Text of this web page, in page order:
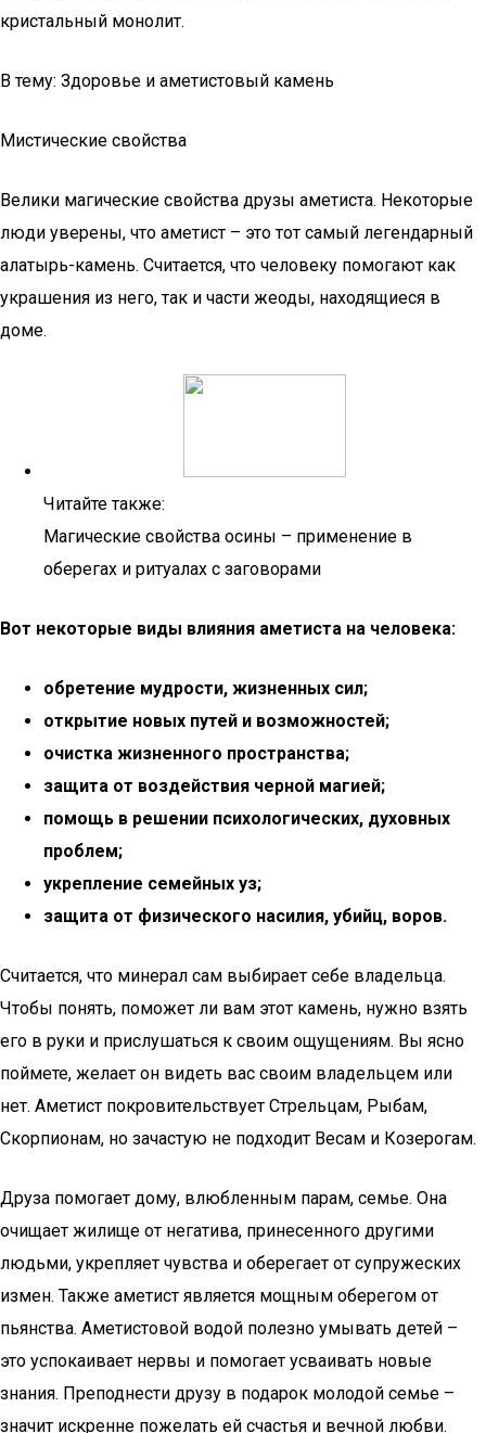
кристальный монолит.
В тему: Здоровье и аметистовый камень
Мистические свойства
Велики магические свойства друзы аметиста. Некоторые
люди уверены, что аметист – это тот самый легендарный
алатырь-камень. Считается, что человеку помогают как
украшения из него, так и части жеоды, находящиеся в
доме.
Читайте также:
Магические свойства осины – применение в
оберегах и ритуалах с заговорами
Вот некоторые виды влияния аметиста на человека:
обретение мудрости, жизненных сил;
открытие новых путей и возможностей;
очистка жизненного пространства;
защита от воздействия черной магией;
помощь в решении психологических, духовных
проблем;
укрепление семейных уз;
защита от физического насилия, убийц, воров.
Считается, что минерал сам выбирает себе владельца.
Чтобы понять, поможет ли вам этот камень, нужно взять
его в руки и прислушаться к своим ощущениям. Вы ясно
поймете, желает он видеть вас своим владельцем или
нет. Аметист покровительствует Стрельцам, Рыбам,
Скорпионам, но зачастую не подходит Весам и Козерогам.
Друза помогает дому, влюбленным парам, семье. Она
очищает жилище от негатива, принесенного другими
людьми, укрепляет чувства и оберегает от супружеских
измен. Также аметист является мощным оберегом от
пьянства. Аметистовой водой полезно умывать детей –
это успокаивает нервы и помогает усваивать новые
знания. Преподнести друзу в подарок молодой семье –
значит искренне пожелать ей счастья и вечной любви.